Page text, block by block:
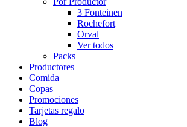
3 Fonteinen
Rochefort
Orval
Ver todos
Packs
Productores
Comida
Copas
Promociones
Tarjetas regalo
Blog